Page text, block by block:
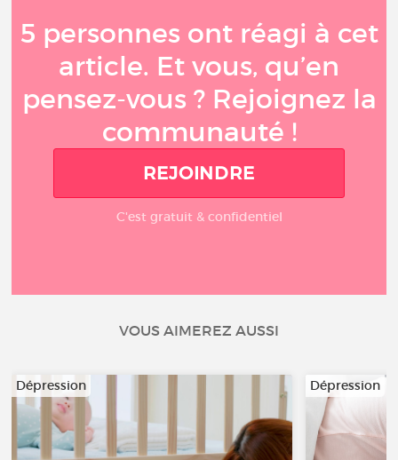
5 personnes ont réagi à cet
article. Et vous, qu’en
pensez-vous ? Rejoignez la
communauté !
REJOINDRE
C'est gratuit & confidentiel
VOUS AIMEREZ AUSSI
Dépression Dépression